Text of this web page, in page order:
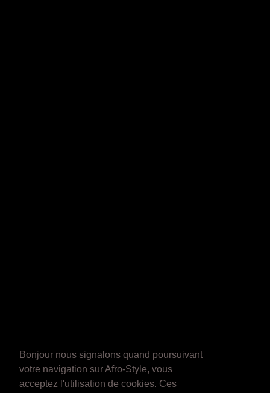
Bonjour nous signalons quand poursuivant
votre navigation sur Afro-Style, vous
acceptez l'utilisation de cookies. Ces